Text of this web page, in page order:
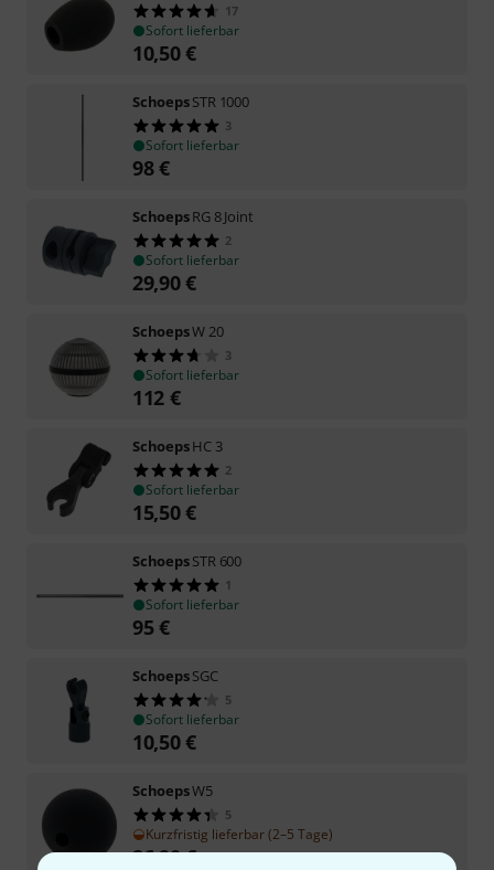
17
Sofort lieferbar
10,50€
SchoepsSTR 1000
3
Sofort lieferbar
98€
SchoepsRG 8 Joint
2
Sofort lieferbar
29,90€
SchoepsW 20
3
Sofort lieferbar
112 €
SchoepsHC 3
2
Sofort lieferbar
15,50€
SchoepsSTR 600
1
Sofort lieferbar
95€
SchoepsSGC
5
Sofort lieferbar
10,50€
SchoepsW5
5
Kurzfristig lieferbar (2–5 Tage)
26,90€